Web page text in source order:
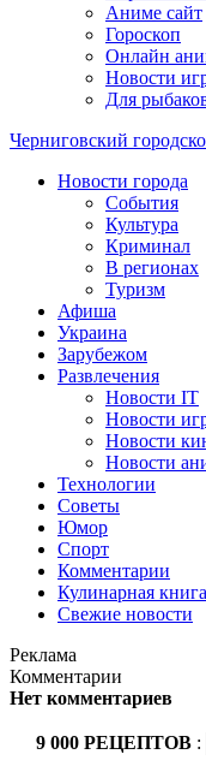
Аниме сайт
Гороскоп
Онлайн
Новости
Для
Черниговский
Новости города
События
Культура
Криминал
В регионах
Туризм
Афиша
Украина
Зарубежом
Развлечения
Новости IT
Новости
Новости
Новости
Технологии
Советы
Юмор
Спорт
Комментарии
Кулинарная книга
Свежие новости
Реклама
Комментарии
Нет комментариев
9 000 РЕЦЕПТОВ :